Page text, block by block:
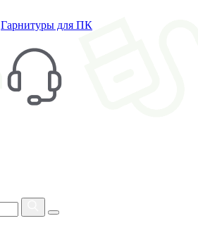
Гарнитуры для ПК